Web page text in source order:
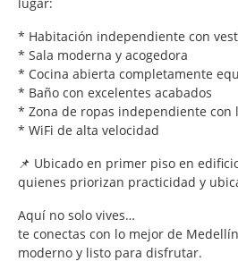
* Habitación independiente con
* Sala moderna y acogedora
* Cocina abierta completamente
* Baño con excelentes acabados
* Zona de ropas independiente con
* WiFi de alta velocidad
📌 Ubicado en primer piso en
quienes priorizan practicidad y
Aquí no solo vives…
te conectas con lo mejor de
moderno y listo para disfrutar.